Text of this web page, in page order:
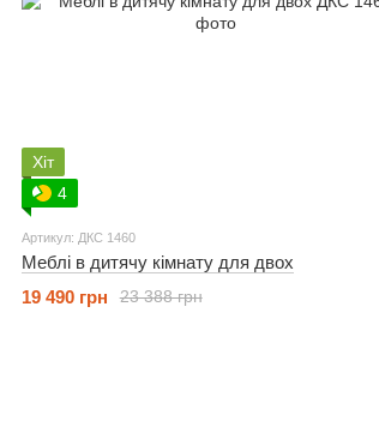
Хіт
4
Артикул: ДКС 1460
Меблі в дитячу кімнату для двох
23 388 грн
19 490 грн